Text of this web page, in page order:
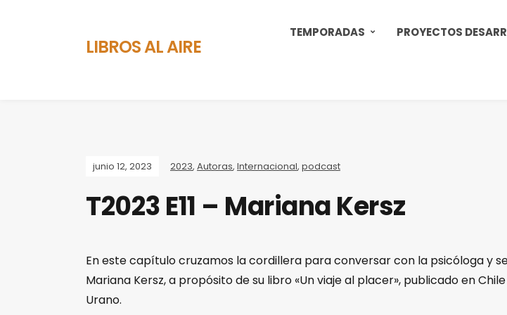
LIBROS AL AIRE
TEMPORADAS PROYECTOS
junio 12, 2023 2023, Autoras, Internacional, podcast
T2023 E11 – Mariana Kersz
En este capítulo cruzamos la cordillera para conversar con la psicóloga y
Mariana Kersz, a propósito de su libro «Un viaje al placer», publicado en
Urano.